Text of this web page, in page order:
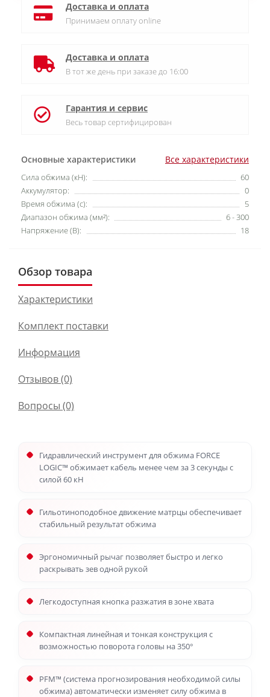
Основные характеристики Все характеристики
Cила обжима (кН):
60
Аккумулятор:
0
Время обжима (с):
5
Диапазон обжима (мм²):
6 - 300
Напряжение (В):
18
Доставка и оплата
Принимаем оплату online
Доставка и оплата
В тот же день при заказе до 16:00
Гарантия и сервис
Весь товар сертифицирован
Обзор товара
Характеристики
Комплект поставки
Информация
Отзывов (0)
Вопросы (0)
Гидравлический инструмент для обжима FORCE
LOGIC™ обжимает кабель менее чем за 3 секунды с
силой 60 кН
Гильотиноподобное движение матрцы обеспечивает
стабильный результат обжима
Эргономичный рычаг позволяет быстро и легко
раскрывать зев одной рукой
Легкодоступная кнопка разжатия в зоне хвата
Компактная линейная и тонкая конструкция с
возможностью поворота головы на 350°
PFM™ (cистема прогнозирования необходимой силы
обжима) автоматически изменяет силу обжима в